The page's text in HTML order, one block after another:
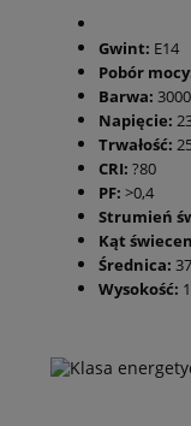
Gwint: E14
Pobór
Barwa:
Napięcie:
Trwałość:
CRI: ?80
PF: >0,4
Strumień
Kąt
Średnica:
Wysokość: